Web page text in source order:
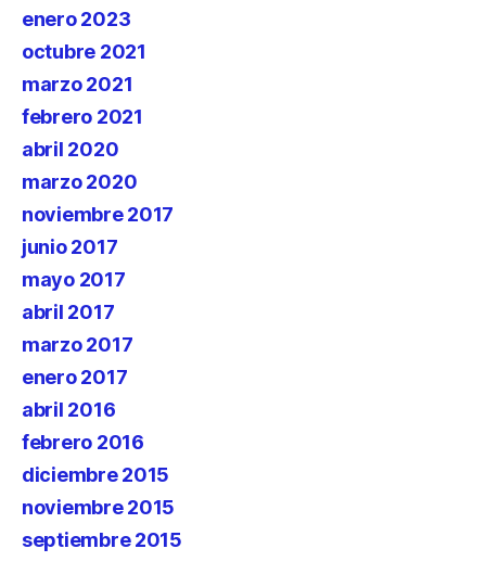
enero 2023
octubre 2021
marzo 2021
febrero 2021
abril 2020
marzo 2020
noviembre 2017
junio 2017
mayo 2017
abril 2017
marzo 2017
enero 2017
abril 2016
febrero 2016
diciembre 2015
noviembre 2015
septiembre 2015